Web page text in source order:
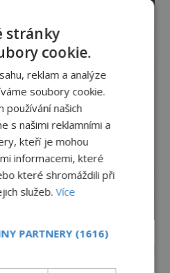
stránky
cookie.
reklam a analýze
soubory cookie.
používání našich
s našimi reklamními a
kteří je mohou
informacemi, které
které shromáždili při
služeb.Více
PARTNERY (1616)